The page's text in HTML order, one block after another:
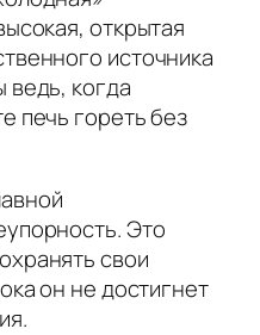
открытая
источника
ведь, когда
печь гореть без
Это
свои
он не достигнет